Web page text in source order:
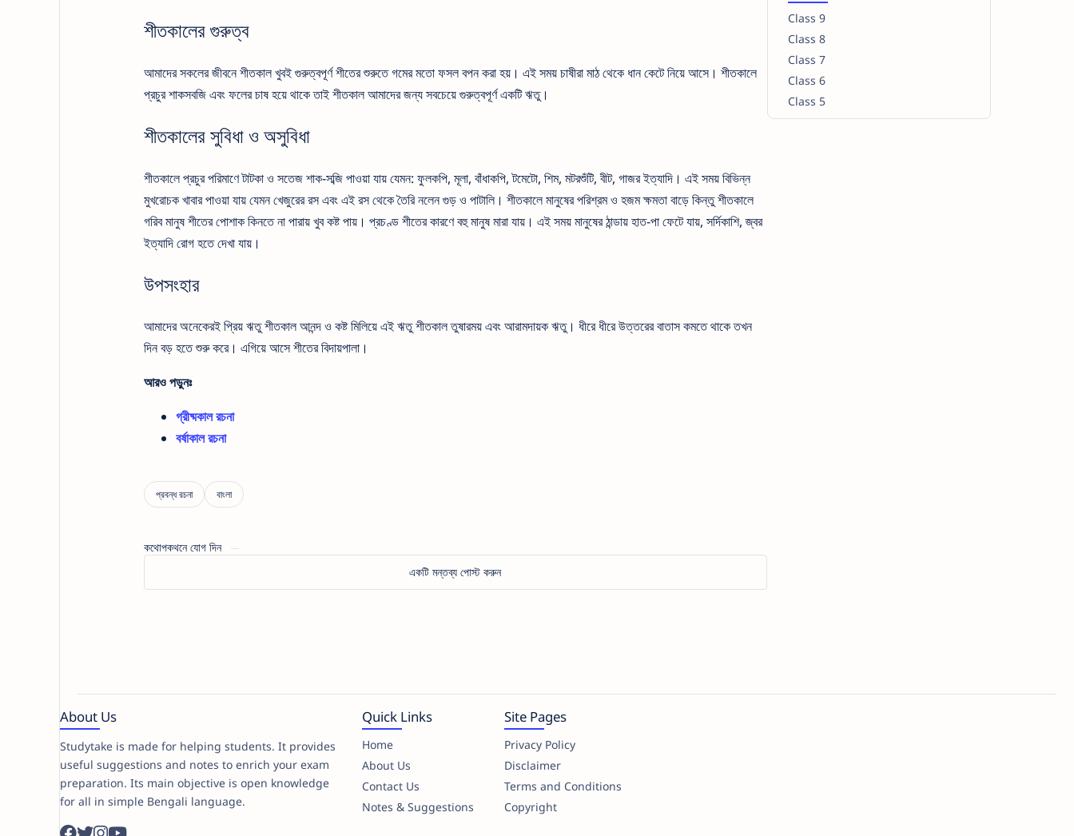
শীতকালের গুরুত্ব
আমাদের সকলের জীবনে শীতকাল খুবই গুরুত্বপূর্ণ শীতের শুরুতে গমের মতো ফসল বপন করা হয়। এই সময় চাষীরা মাঠ থেকে ধান কেটে নিয়ে আসে। শীতকালে
প্রচুর শাকসবজি এবং ফলের চাষ হয়ে থাকে তাই শীতকাল আমাদের জন্য সবচেয়ে গুরুত্বপূর্ণ একটি ঋতু।
শীতকালের সুবিধা ও অসুবিধা
শীতকালে প্রচুর পরিমাণে টাটকা ও সতেজ শাক-সব্জি পাওয়া যায় যেমন: ফুলকপি, মূলা, বাঁধাকপি, টমেটো, শিম, মটরশুঁটি, বীট, গাজর ইত্যাদি। এই সময় বিভিন্ন
মুখরোচক খাবার পাওয়া যায় যেমন খেজুরের রস এবং এই রস থেকে তৈরি নলেন গুড় ও পাটালি। শীতকালে মানুষের পরিশ্রম ও হজম ক্ষমতা বাড়ে কিন্তু শীতকালে
গরিব মানুষ শীতের পোশাক কিনতে না পারায় খুব কষ্ট পায়। প্রচণ্ড শীতের কারণে বহু মানুষ মারা যায়। এই সময় মানুষের ঠান্ডায় হাত-পা ফেটে যায়, সর্দিকাশি, জ্বর
ইত্যাদি রোগ হতে দেখা যায়।
উপসংহার
আমাদের অনেকেরই প্রিয় ঋতু শীতকাল আনন্দ ও কষ্ট মিলিয়ে এই ঋতু শীতকাল তুষারময় এবং আরামদায়ক ঋতু। ধীরে ধীরে উত্তরের বাতাস কমতে থাকে তখন
দিন বড় হতে শুরু করে। এগিয়ে আসে শীতের বিদায়পালা।
আরও পড়ুনঃ
গ্রীষ্মকাল রচনা
বর্ষাকাল রচনা
কথোপকথনে যোগ দিন
একটি মন্তব্য পোস্ট করুন
Class 9
Class 8
Class 7
Class 6
Class 5
About Us
Studytake is made for helping students. It provides
useful suggestions and notes to enrich your exam
preparation. Its main objective is open knowledge
for all in simple Bengali language.
Quick Links
Home
About Us
Contact Us
Notes & Suggestions
Site Pages
Privacy Policy
Disclaimer
Terms and Conditions
Copyright